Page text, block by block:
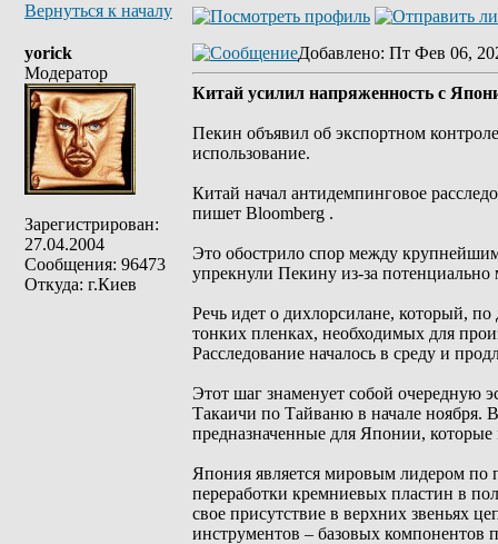
Вернуться к началу
yorick
Модератор
Зарегистрирован:
27.04.2004
Сообщения: 96473
Откуда: г.Киев
Добавлено: Пт Фев 06,
Китай усилил напряженность с
Пекин объявил об экспортном
использование.
Китай начал антидемпинговое
пишет Bloomberg .
Это обострило спор между
упрекнули Пекину из-за
Речь идет о дихлорсилане, который,
тонких пленках, необходимых для
Расследование началось в среду и
Этот шаг знаменует собой очередную
Такаичи по Тайваню в начале ноября.
предназначенные для Японии, которые
Япония является мировым лидером по
переработки кремниевых пластин в
свое присутствие в верхних звеньях
инструментов – базовых компонентов